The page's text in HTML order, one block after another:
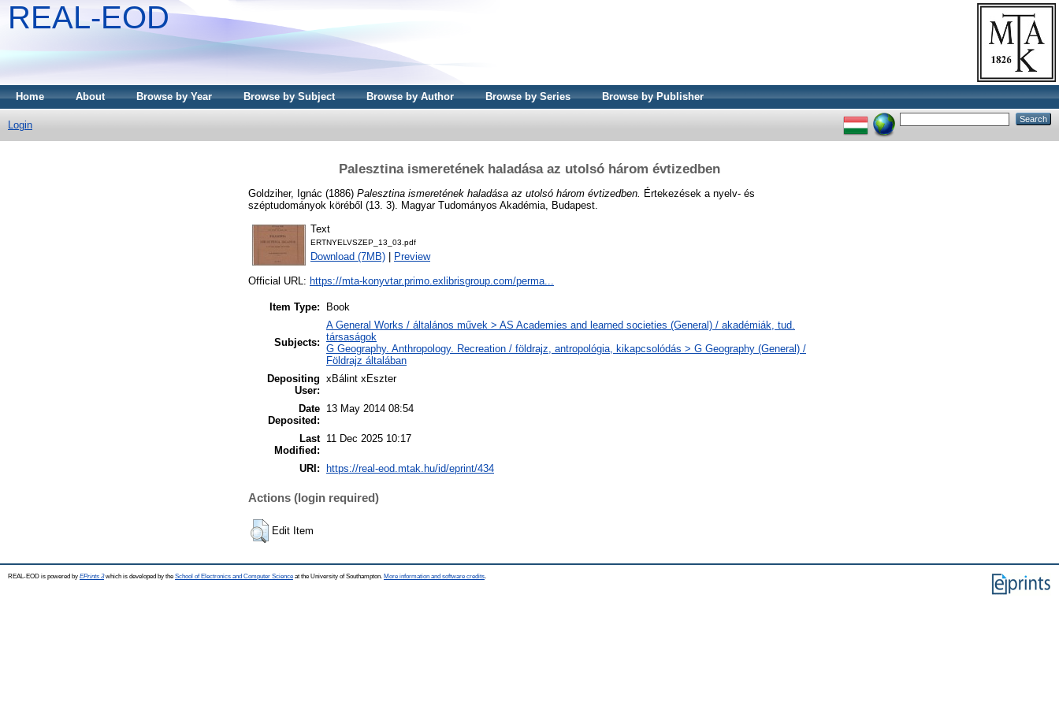
REAL-EOD
Home About Browse by Year Browse by Subject Browse by Author Browse by Series Browse by Publisher
Login
Palesztina ismeretének haladása az utolsó három évtizedben
Goldziher, Ignác (1886) Palesztina ismeretének haladása az utolsó három évtizedben. Értekezések a nyelv- és
széptudományok köréből (13. 3). Magyar Tudományos Akadémia, Budapest.
Text
ERTNYELVSZEP_13_03.pdf
Download (7MB) Preview
Official URL: https://mta-konyvtar.primo.exlibrisgroup.com/perma...
Item Type: Book
Subjects:
A General Works / általános művek > AS Academies and learned societies (General) / akadémiák, tud.
társaságok
G Geography. Anthropology. Recreation / földrajz, antropológia, kikapcsolódás > G Geography (General) /
Földrajz általában
Depositing
User:
xBálint xEszter
Date
Deposited:
13 May 2014 08:54
Last
Modified:
11 Dec 2025 10:17
URI: https://real-eod.mtak.hu/id/eprint/434
Actions (login required)
Edit Item
REAL-EOD is powered by EPrints 3which is developed by the School of Electronics and Computer Science at the University of Southampton. More information and software credits